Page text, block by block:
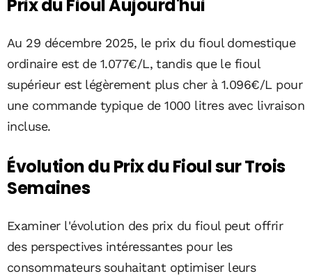
Prix du Fioul Aujourd'hui
Au 29 décembre 2025, le prix du fioul domestique
ordinaire est de 1.077€/L, tandis que le fioul
supérieur est légèrement plus cher à 1.096€/L pour
une commande typique de 1000 litres avec livraison
incluse.
Évolution du Prix du Fioul sur Trois
Semaines
Examiner l'évolution des prix du fioul peut offrir
des perspectives intéressantes pour les
consommateurs souhaitant optimiser leurs